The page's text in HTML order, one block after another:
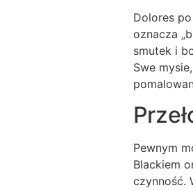
Dolores
oznacza
smutek i
Swe
Pewnym
Blackiem
czynność.